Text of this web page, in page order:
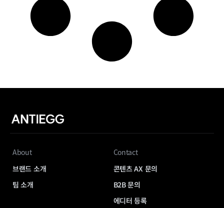
About
브랜드 소개
팀 소개
Contact
콘텐츠 AX 문의
B2B 문의
에디터 등록